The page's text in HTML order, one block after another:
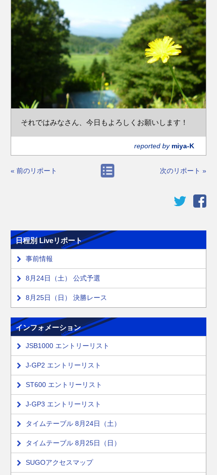
それではみなさん、今日もよろしくお願いします！
reported by miya-K
« 前のリポート 次のリポート »
日程別 Liveリポート
事前情報
8月24日（土） 公式予選
8月25日（日） 決勝レース
インフォメーション
JSB1000 エントリーリスト
J-GP2 エントリーリスト
ST600 エントリーリスト
J-GP3 エントリーリスト
タイムテーブル 8月24日（土）
タイムテーブル 8月25日（日）
SUGOアクセスマップ